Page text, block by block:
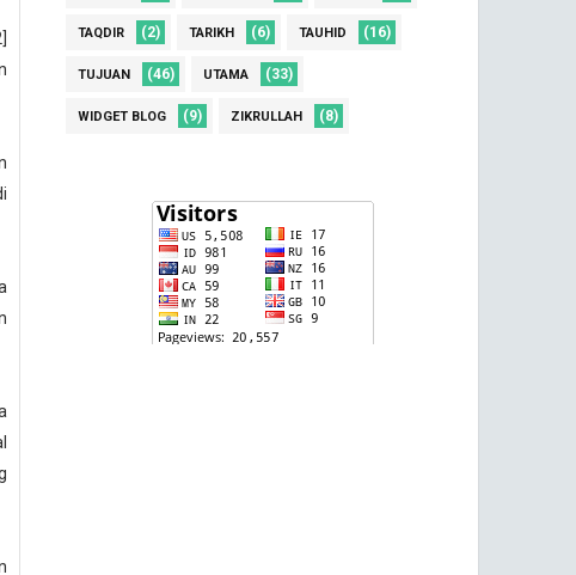
TAQDIR (2) TARIKH (6) TAUHID (16)
TUJUAN (46) UTAMA (33)
WIDGET BLOG (9) ZIKRULLAH (8)